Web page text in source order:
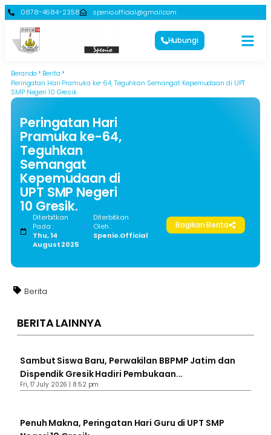
0878-4684-2358 spenio.official@gmail.com
Hubungi
Beranda
Berita
Peringatan Hari Pramuka ke-64, Teguhkan Semangat Kepemudaan di UPT
SMP Negeri 10 Gresik.
Peringatan Hari
Pramuka ke-64,
Teguhkan
Semangat
Kepemudaan di
UPT SMP Negeri
10 Gresik.
Diterbitkan
Pada :
Thu, 14
August 2025
Diterbitkan
Oleh :
Spenio.official
Bagikan Berita
Berita
BERITA LAINNYA
Sambut Siswa Baru, Perwakilan BBPMP Jatim dan
Dispendik Gresik Hadiri Pembukaan...
Fri, 17 July 2026 | 8:52 pm
Penuh Makna, Peringatan Hari Guru di UPT SMP